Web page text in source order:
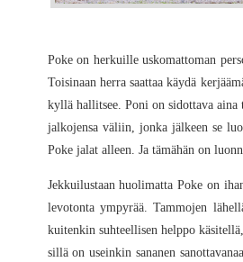
Poke on herkuille uskomattoman
Toisinaan herra saattaa käydä
kyllä hallitsee. Poni on sidottava
jalkojensa väliin, jonka jälkeen se
Poke jalat alleen. Ja tämähän on
Jekkuilustaan huolimatta Poke on
levotonta ympyrää. Tammojen
kuitenkin suhteellisen helppo
sillä on useinkin sananen